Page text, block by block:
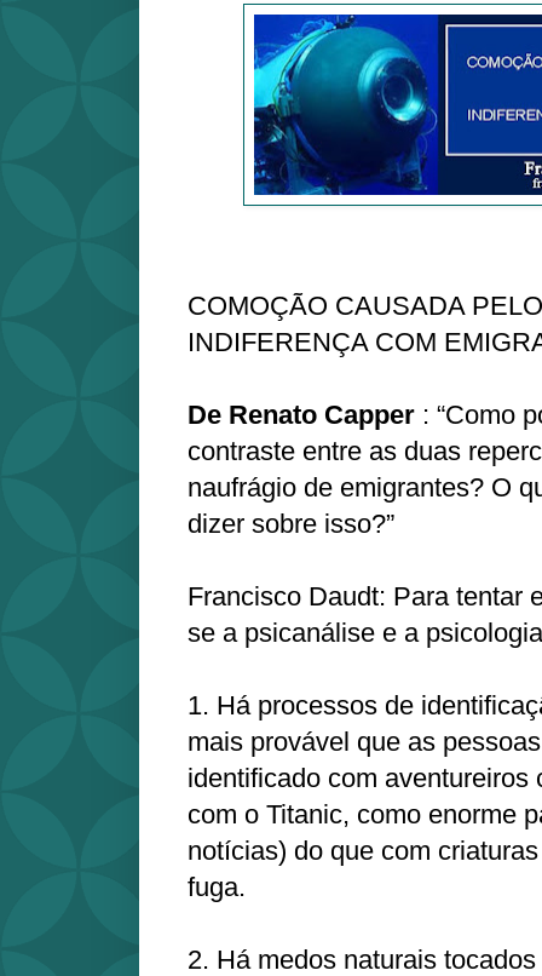
COMOÇÃO CAUSADA
INDIFERENÇA COM
De Renato Capper : “Como
contraste entre as duas
naufrágio de emigrantes? O
dizer sobre isso?”
Francisco Daudt: Para tentar
se a psicanálise e a
1. Há processos de
mais provável que as
identificado com aventureiros
com o Titanic, como enorme
notícias) do que com
fuga.
2. Há medos naturais